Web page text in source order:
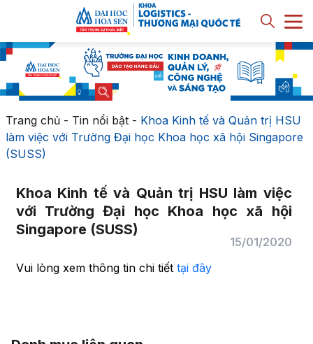
Trang chủ- Tin nổi bật- Khoa Kinh tế và Quản trị HSU
làm việc với Trường Đại học Khoa học xã hội Singapore
(SUSS)
Khoa Kinh tế và Quản trị HSU làm việc
với Trường Đại học Khoa học xã hội
Singapore (SUSS)
15/01/2020
Vui lòng xem thông tin chi tiết tại đây